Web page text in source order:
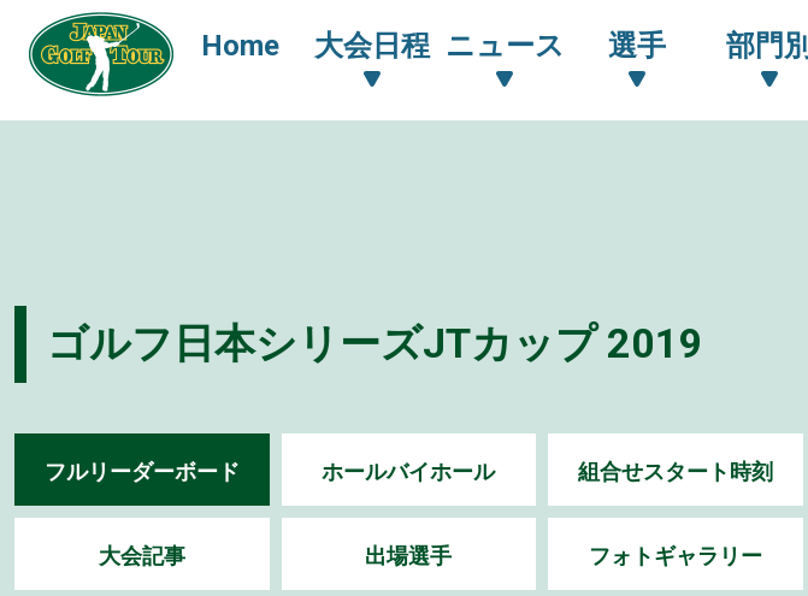
Home 大会日程 ニュース 選手 部門別
ゴルフ日本シリーズJTカップ 2019
フルリーダーボード ホールバイホール 組合せスタート時刻
大会記事 出場選手 フォトギャラリー